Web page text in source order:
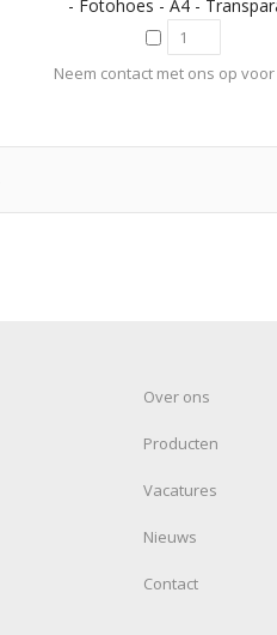
- Fotohoes - A4 -
Neem contact met ons op
Over ons
Producten
Vacatures
Nieuws
Contact